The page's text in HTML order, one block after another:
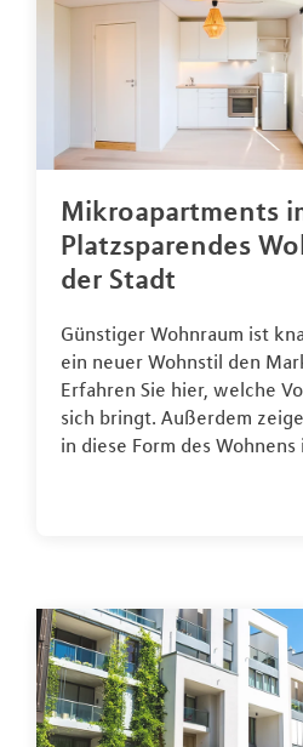
Mikroapartments
Platzsparendes
der Stadt
Günstiger Wohnraum ist
ein neuer Wohnstil den
Erfahren Sie hier, welche
sich bringt. Außerdem
in diese Form des